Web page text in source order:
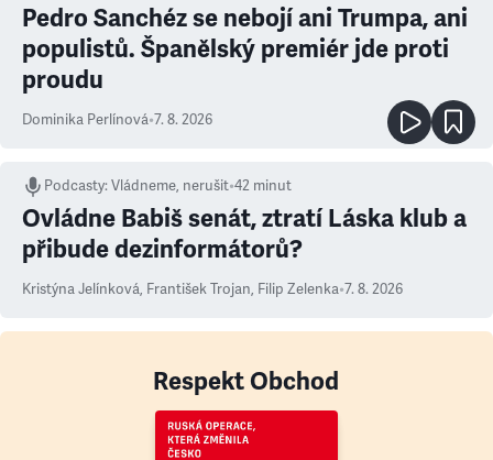
Pedro Sanchéz se nebojí ani Trumpa, ani
populistů. Španělský premiér jde proti
proudu
Dominika Perlínová•7. 8. 2026
Podcasty:Vládneme, nerušit•42 minut
Ovládne Babiš senát, ztratí Láska klub a
přibude dezinformátorů?
Kristýna Jelínková, František Trojan, Filip Zelenka•7. 8. 2026
Respekt Obchod